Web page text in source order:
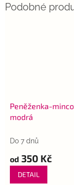
Peněženka-
modrá
Do 7 dnů
od 350 Kč
DETAIL